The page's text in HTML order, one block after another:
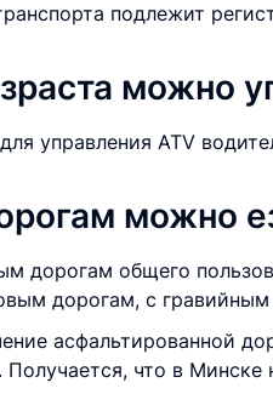
подлежит
можно
управления ATV
можно
дорогам общего
дорогам, с
асфальтированной
что в Минске